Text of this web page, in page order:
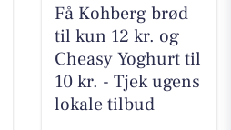
Få Kohberg brød
til kun 12 kr. og
Cheasy Yoghurt til
10 kr. - Tjek ugens
lokale tilbud